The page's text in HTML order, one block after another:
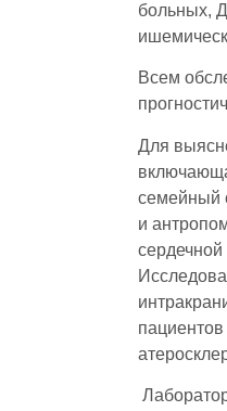
больных,
Всем
Для
семейный
и